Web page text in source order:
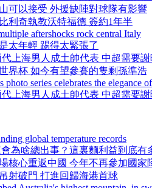
山可以接受 外援缺陣對球隊有影響
比利奇執教沃特福德 簽約1年半
aftershocks rock central Italy
是太年輕 踢得太緊張了
兩代上海男人成土帥代表 中超需要
界杯 如今有望參賽的隻剩孫準浩
photo series celebrates the elegance
兩代上海男人成土帥代表 中超需要
global temperature records
為啥總出事？這裏麵利益到底有多
中場核心重返中國 今年不再參加國家
吊射破門 打進回歸海港首球